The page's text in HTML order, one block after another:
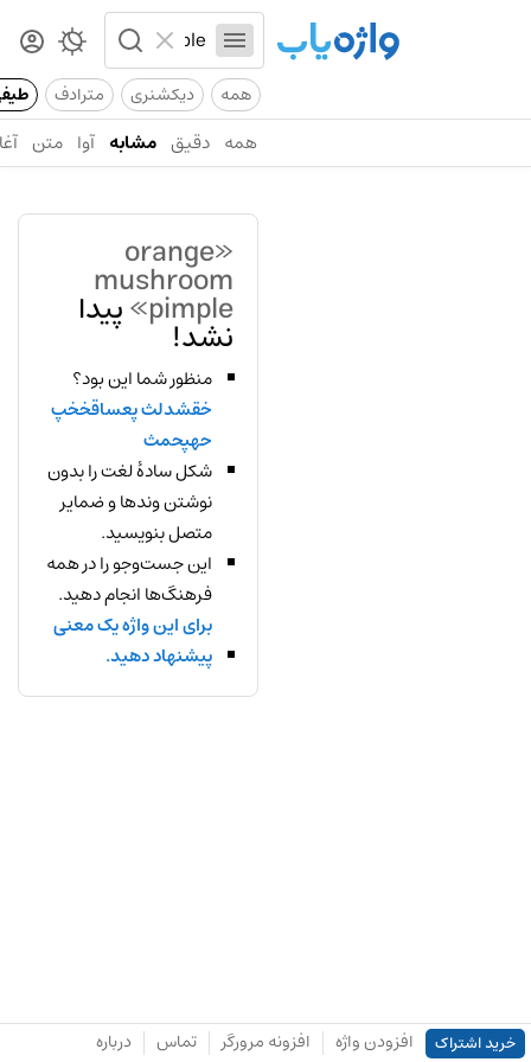
همه دیکشنری مترادف
همه دقیق مشابه آوا متن
«orange
mushroom
pimple» پیدا
نشد!
منظور شما این بود؟
خقشدلث پعساقخخپ
حهپحمث
شکل سادهٔ لغت را بدون
نوشتن وندها و ضمایر
متصل بنویسید.
این جست‌وجو را در همه
فرهنگ‌ها انجام دهید.
برای این واژه یک معنی
پیشنهاد دهید.
خرید اشتراک افزودن واژه افزونه مرورگر تماس درباره